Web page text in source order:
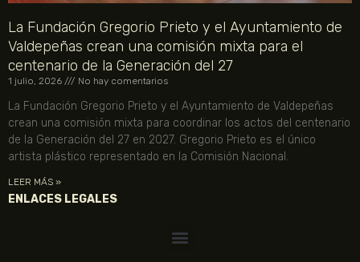
La Fundación Gregorio Prieto y el Ayuntamiento de
Valdepeñas crean una comisión mixta para el
centenario de la Generación del 27
1 julio, 2026 No hay comentarios
La Fundación Gregorio Prieto y el Ayuntamiento de Valdepeñas
crean una comisión mixta para coordinar los actos del centenario
de la Generación del 27 en 2027. Gregorio Prieto es el único
artista plástico representado en la Comisión Nacional.
LEER MÁS »
ENLACES LEGALES